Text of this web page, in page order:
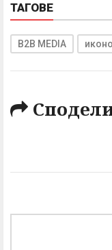
ТАГОВЕ
B2B MEDIA